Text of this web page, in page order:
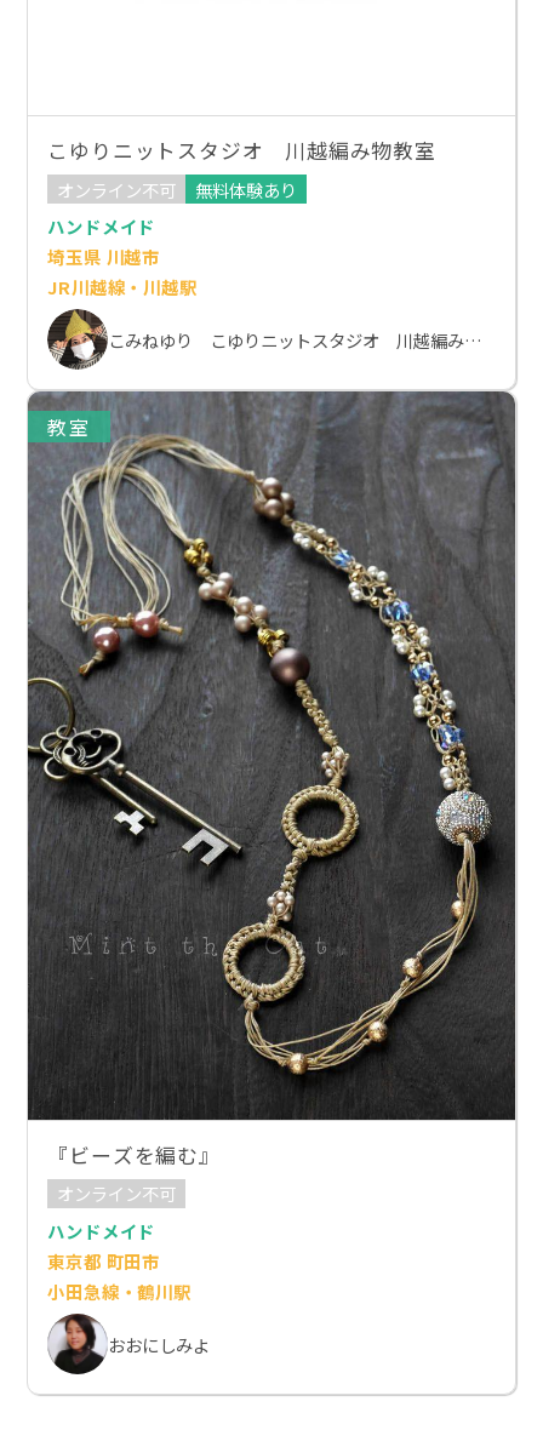
こゆりニットスタジオ 川越編み物教室
オンライン不可
無料体験あり
ハンドメイド
埼玉県 川越市
JR川越線・川越駅
こみねゆり こゆりニットスタジオ 川越編み物教室
教室
『ビーズを編む』
オンライン不可
ハンドメイド
東京都 町田市
小田急線・鶴川駅
おおにしみよ